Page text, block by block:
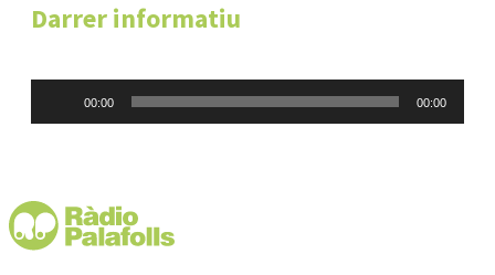
Darrer informatiu
00:00 00:00